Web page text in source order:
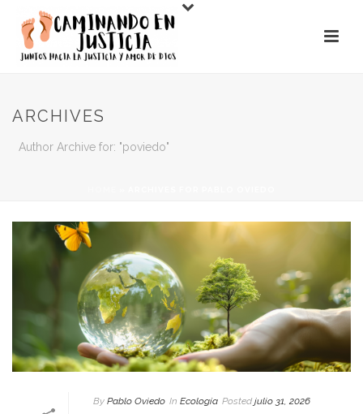
ARCHIVES
Author Archive for: "poviedo"
By Pablo Oviedo In Ecología Posted julio 31, 2026